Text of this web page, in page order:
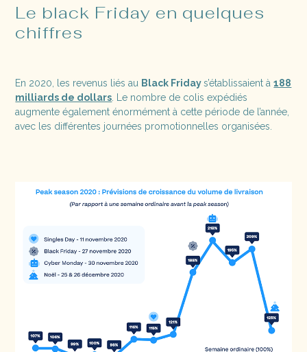
Le black Friday en quelques
chiffres
En 2020, les revenus liés au Black Fridays’établissaient à188
milliards de dollars . Le nombre de colis expédiés
augmente également énormément à cette période de l’année,
avec les différentes journées promotionnelles organisées.